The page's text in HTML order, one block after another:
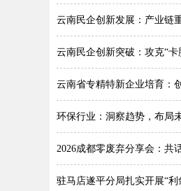
云南民企创新发展：产业链
云南民企创新突破：攻克“
云南省专精特新企业培育：
环保行业：洞察趋势，布局
2026成都零废弃分享会：共
驻马店遂平分局扎实开展“